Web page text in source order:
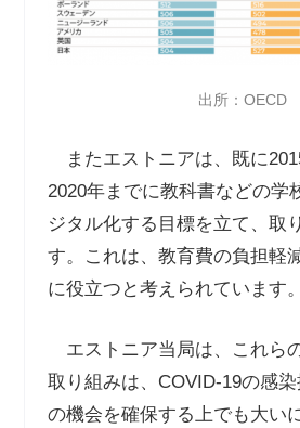
出所：OECD
またエストニアは、既に
2020年までに教科書などの学
ジタル化する目標を立て、取
す。これは、教育費の負担軽
に役立つと考えられています。
エストニア当局は、これら
取り組みは、COVID-19の感
の機会を確保する上でも大い